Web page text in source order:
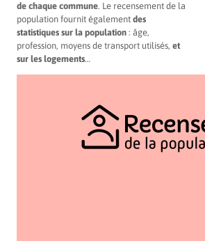
de chaque commune. Le recensement de la
population fournit également des
statistiques sur la population : âge,
profession, moyens de transport utilisés, et
sur les logements…